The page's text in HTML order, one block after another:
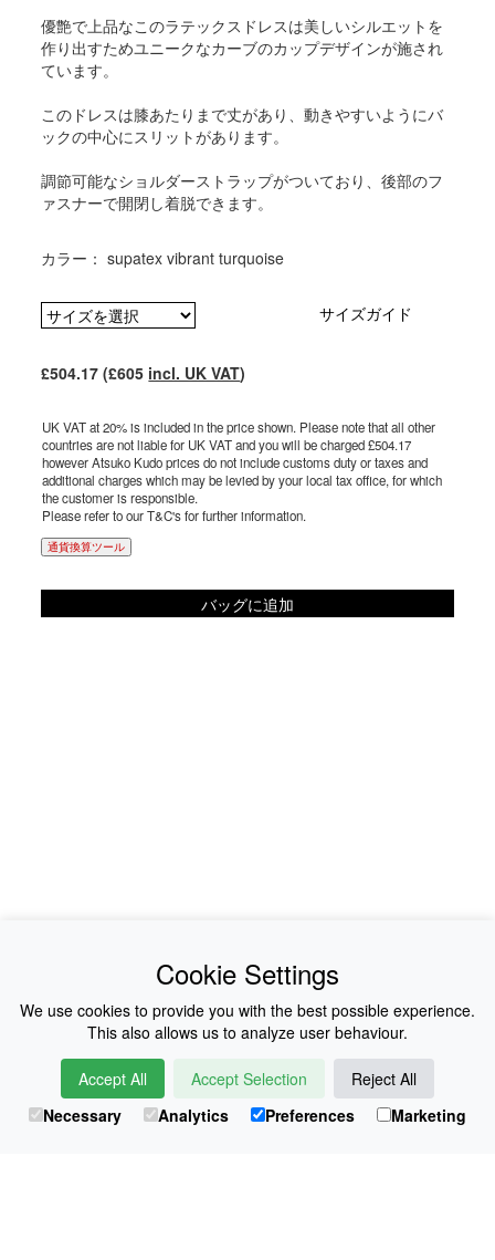
優艶で上品なこのラテックスドレスは美しいシルエットを
作り出すためユニークなカーブのカップデザインが施され
ています。
このドレスは膝あたりまで丈があり、動きやすいようにバ
ックの中心にスリットがあります。
調節可能なショルダーストラップがついており、後部のフ
ァスナーで開閉し着脱できます。
カラー： supatex vibrant turquoise
サイズガイド
£504.17 (£605 incl. UK VAT)
UK VAT at 20% is included in the price shown. Please note that all other
countries are not liable for UK VAT and you will be charged £504.17
however Atsuko Kudo prices do not include customs duty or taxes and
additional charges which may be levied by your local tax office, for which
the customer is responsible.
Please refer to our T&C's for further information.
通貨換算ツール
バッグに追加
Collections
History
Shop
E-Voucher
Sizing & Colours
Contact
Information
Japanese Shop
Cookie Settings
We use cookies to provide you with the best possible experience.
This also allows us to analyze user behaviour.
Accept All Accept Selection
Reject All
Necessary
Analytics Preferences Marketing